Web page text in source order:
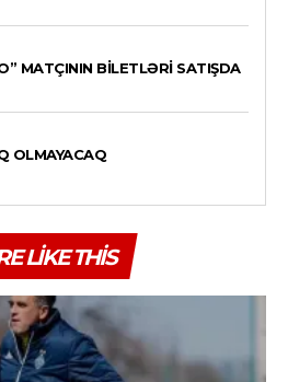
MATÇININ BILETLƏRI SATIŞDA
OLMAYACAQ
LIKE THIS